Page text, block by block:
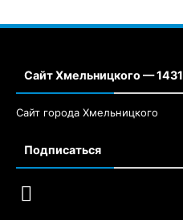
Сайт Хмельницкого — 1431
Сайт города Хмельницкого
Подписаться